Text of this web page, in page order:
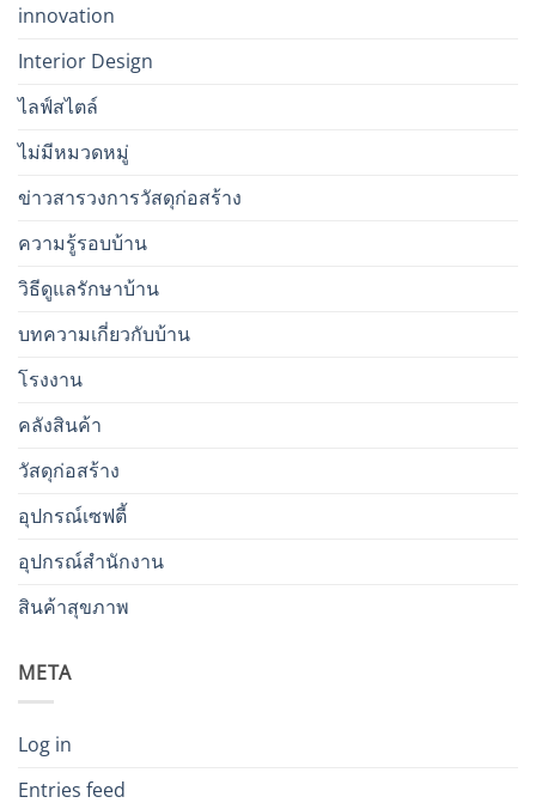
innovation
Interior Design
ไลฟ์สไตล์
ไม่มีหมวดหมู่
ข่าวสารวงการวัสดุก่อสร้าง
ความรู้รอบบ้าน
วิธีดูแลรักษาบ้าน
บทความเกี่ยวกับบ้าน
โรงงาน
คลังสินค้า
วัสดุก่อสร้าง
อุปกรณ์เซฟตี้
อุปกรณ์สำนักงาน
สินค้าสุขภาพ
META
Log in
Entries feed